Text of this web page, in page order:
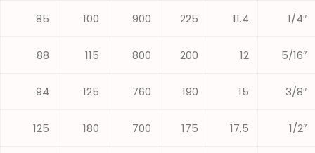
1/4″
11.4
225
900
100
85
5/16″
12
200
800
115
88
3/8″
15
190
760
125
94
1/2″
17.5
175
700
180
125